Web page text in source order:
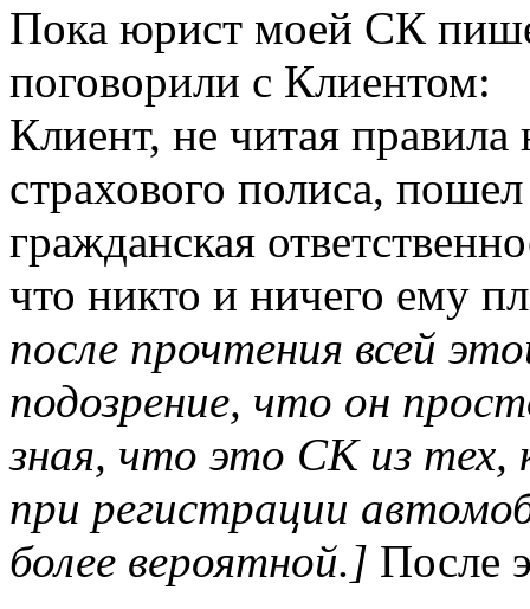
Пока юрист моей СК
поговорили с Клиентом:
Клиент, не читая правила
страхового полиса,
гражданская
что никто и ничего ему
после прочтения всей
подозрение, что он
зная, что это СК из
при регистрации
более вероятной.] После